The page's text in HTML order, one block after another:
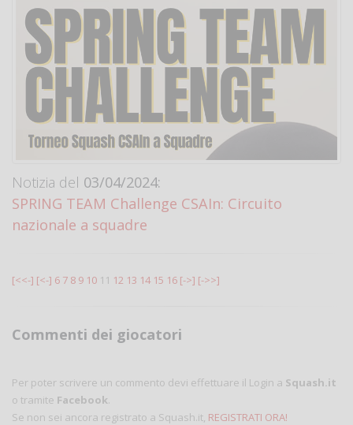
Notizia del 03/04/2024:
SPRING TEAM Challenge CSAIn: Circuito
nazionale a squadre
[<<-] [<-] 6 7 8 9 10 11 12 13 14 15 16 [->] [->>]
Commenti dei giocatori
Per poter scrivere un commento devi effettuare il Login a Squash.it
o tramite Facebook.
Se non sei ancora registrato a Squash.it, REGISTRATI ORA!